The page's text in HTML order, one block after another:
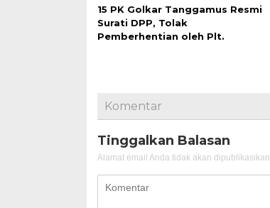
15 PK Golkar Tanggamus Resmi
Surati DPP, Tolak
Pemberhentian oleh Plt.
Komentar
Tinggalkan Balasan
Alamat email Anda tidak akan dipublikasikan.